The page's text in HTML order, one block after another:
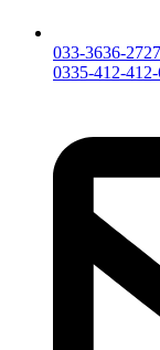
033-3636-2727
0335-412-